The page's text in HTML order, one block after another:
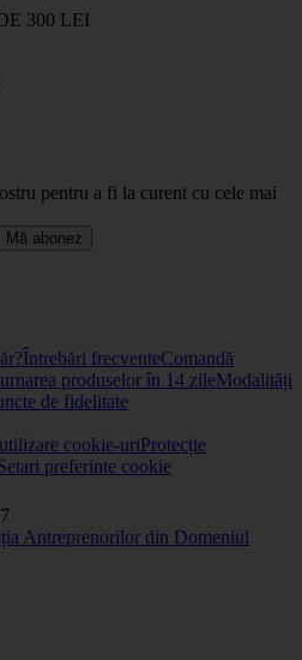
300 LEI
pentru a fi la curent cu cele mai
Mă abonez
Întrebări frecventeComandă
produselor în 14 zileModalități
de fidelitate
cookie-uriProtecție
preferinte cookie